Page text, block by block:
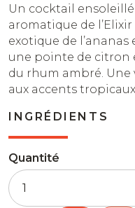
Un cocktail
aromatique de
exotique de l’ananas
une pointe de citron
du rhum ambré.
aux accents
INGRÉDIENTS
Quantité